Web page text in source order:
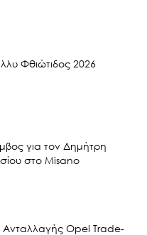
Φθιώτιδος 2026
για τον Δημήτρη
στο Misano
Opel Trade-